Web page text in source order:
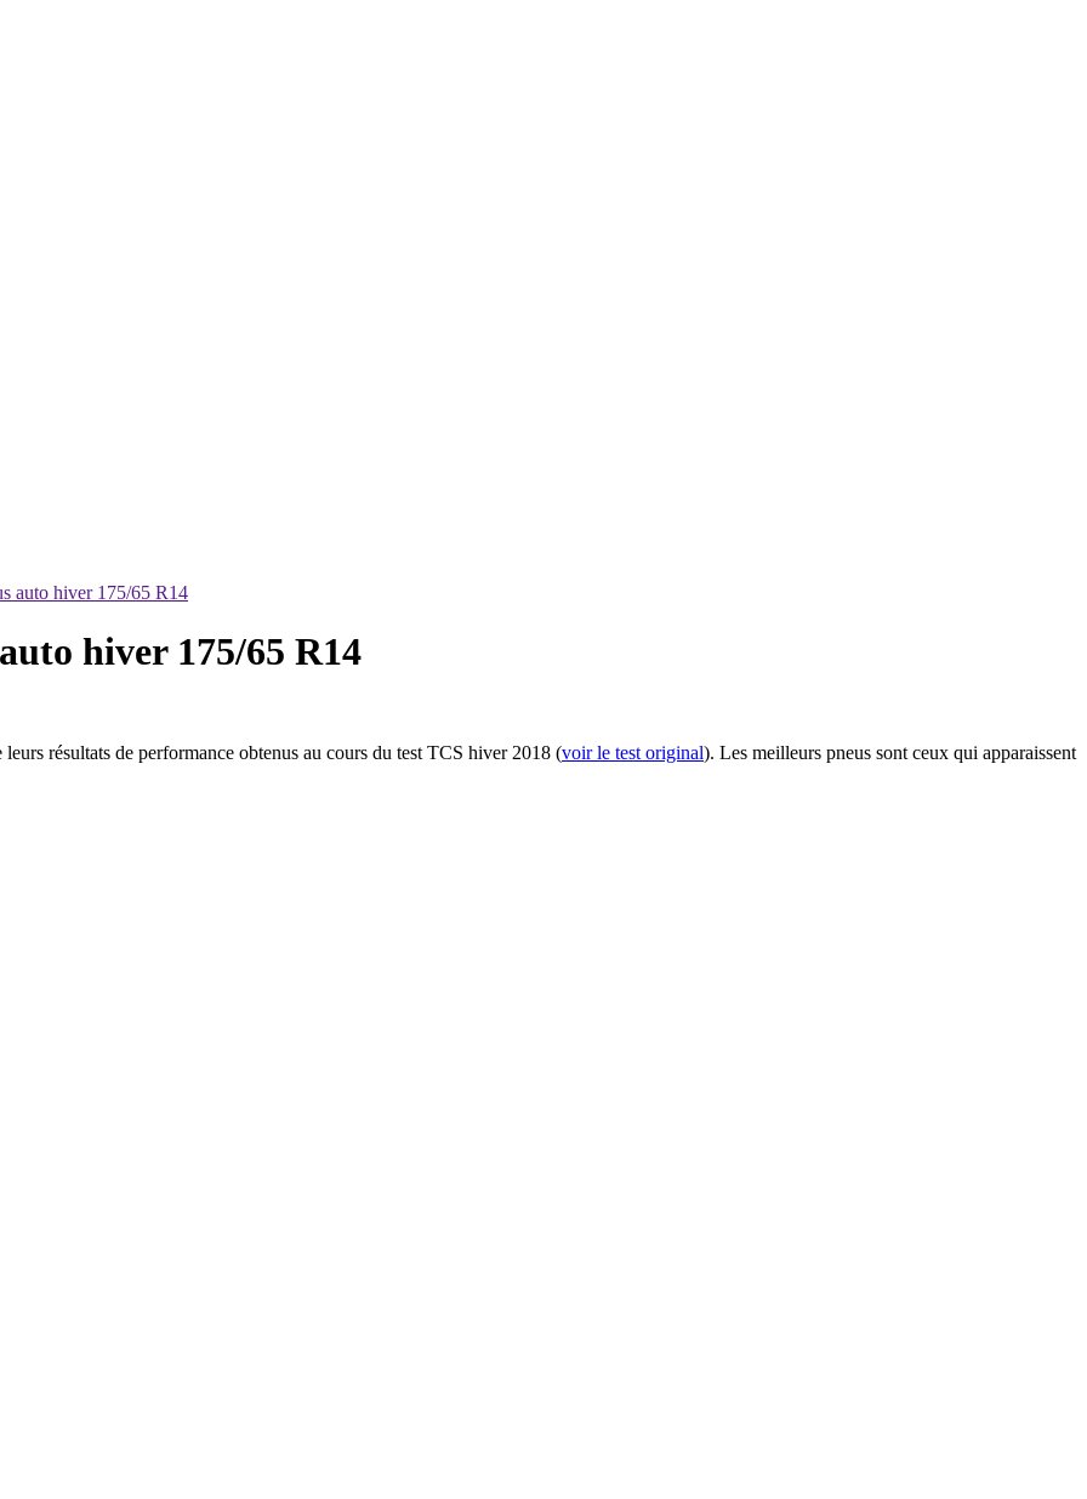
auto hiver 175/65 R14
hiver 175/65 R14
résultats de performance obtenus au cours du test TCS hiver 2018 (voir le test original). Les meilleurs pneus sont ceux qui apparaissent